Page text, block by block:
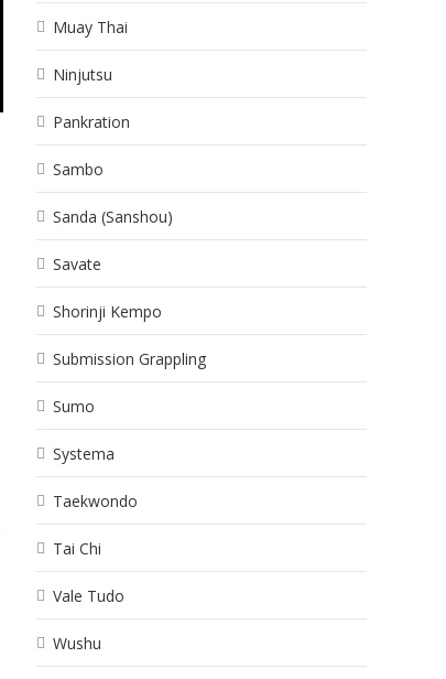
Muay Thai
Ninjutsu
Pankration
Sambo
Sanda (Sanshou)
Savate
Shorinji Kempo
Submission Grappling
Sumo
Systema
Taekwondo
Tai Chi
Vale Tudo
Wushu